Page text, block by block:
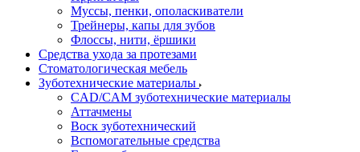
Муссы, пенки, ополаскиватели
Трейнеры, капы для зубов
Флоссы, нити, ёршики
Средства ухода за протезами
Стоматологическая мебель
Зуботехнические материалы
CAD/CAM зуботехнические материалы
Аттачмены
Воск зуботехнический
Вспомогательные средства